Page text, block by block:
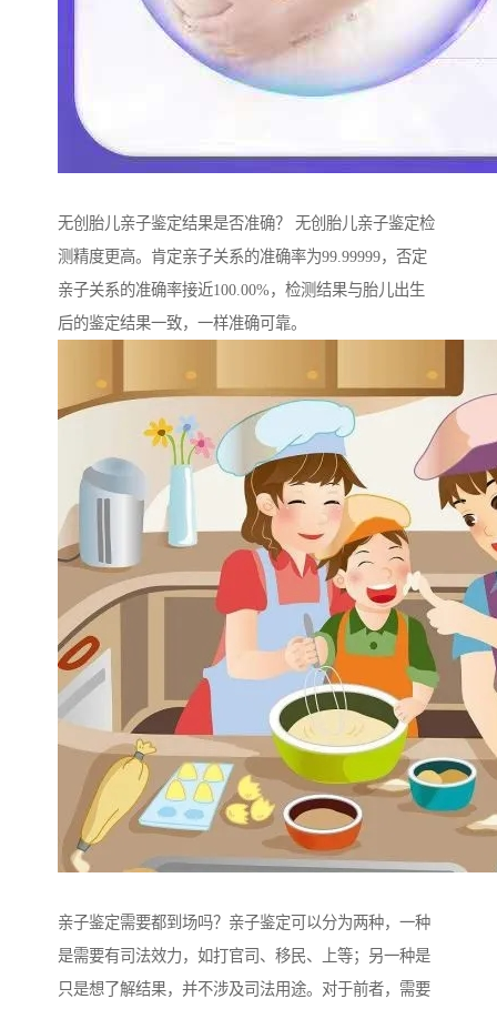
无创胎儿亲子鉴定结果是否准确？ 无创胎儿亲子鉴定检
测精度更高。肯定亲子关系的准确率为99.99999，否定
亲子关系的准确率接近100.00%，检测结果与胎儿出生
后的鉴定结果一致，一样准确可靠。
亲子鉴定需要都到场吗？亲子鉴定可以分为两种，一种
是需要有司法效力，如打官司、移民、上等；另一种是
只是想了解结果，并不涉及司法用途。对于前者，需要